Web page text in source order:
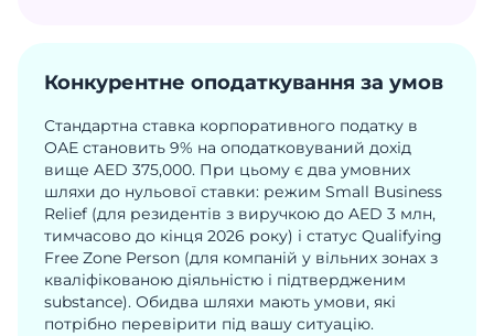
Конкурентне оподаткування за умов
Стандартна ставка корпоративного податку в
ОАЕ становить 9% на оподатковуваний дохід
вище AED 375,000. При цьому є два умовних
шляхи до нульової ставки: режим Small Business
Relief (для резидентів з виручкою до AED 3 млн,
тимчасово до кінця 2026 року) і статус Qualifying
Free Zone Person (для компаній у вільних зонах з
кваліфікованою діяльністю і підтвердженим
substance). Обидва шляхи мають умови, які
потрібно перевірити під вашу ситуацію.